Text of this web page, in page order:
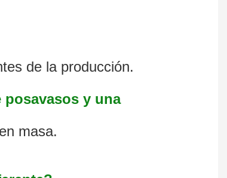
de la producción.
y una
masa.